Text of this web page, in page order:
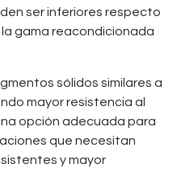
ser inferiores respecto
gama reacondicionada
sólidos similares a
mayor resistencia al
opción adecuada para
que necesitan
y mayor